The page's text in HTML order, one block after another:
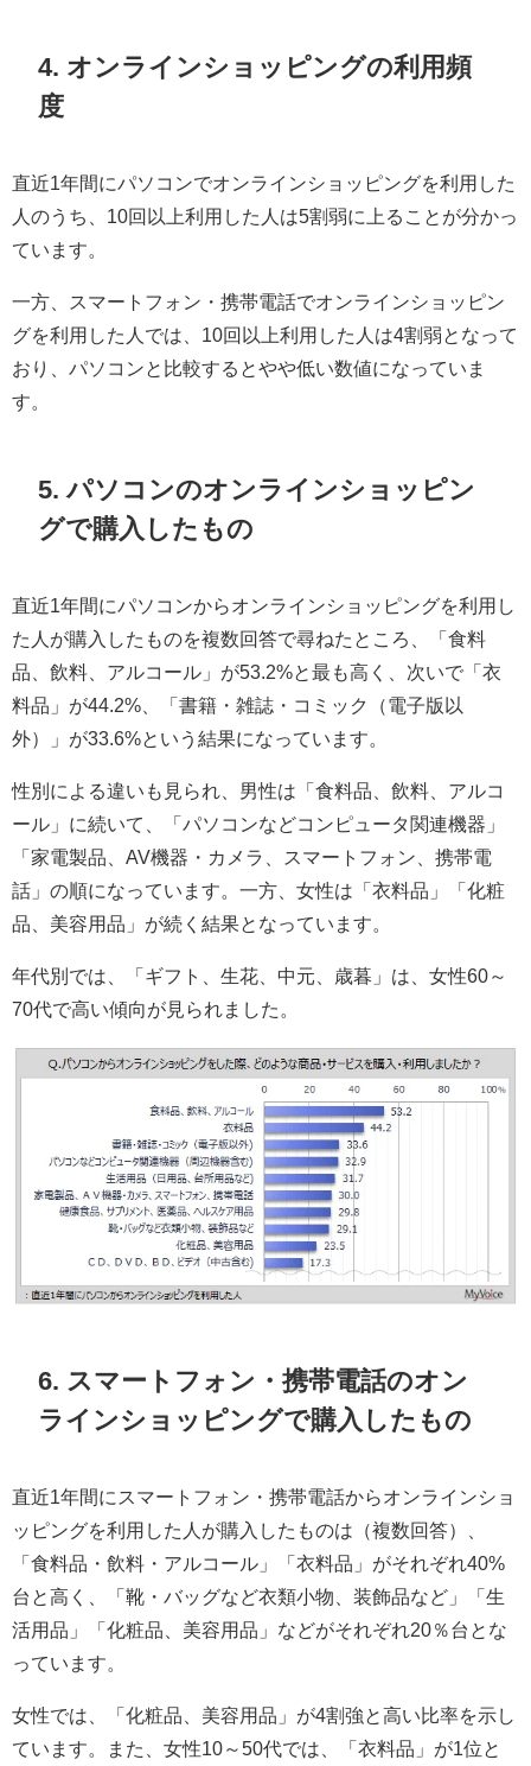
4. オンラインショッピングの利用頻
度
直近1年間にパソコンでオンラインショッピングを利用した
人のうち、10回以上利用した人は5割弱に上ることが分かっ
ています。
一方、スマートフォン・携帯電話でオンラインショッピン
グを利用した人では、10回以上利用した人は4割弱となって
おり、パソコンと比較するとやや低い数値になっていま
す。
5. パソコンのオンラインショッピン
グで購入したもの
直近1年間にパソコンからオンラインショッピングを利用し
た人が購入したものを複数回答で尋ねたところ、「食料
品、飲料、アルコール」が53.2%と最も高く、次いで「衣
料品」が44.2%、「書籍・雑誌・コミック（電子版以
外）」が33.6%という結果になっています。
性別による違いも見られ、男性は「食料品、飲料、アルコ
ール」に続いて、「パソコンなどコンピュータ関連機器」
「家電製品、AV機器・カメラ、スマートフォン、携帯電
話」の順になっています。一方、女性は「衣料品」「化粧
品、美容用品」が続く結果となっています。
年代別では、「ギフト、生花、中元、歳暮」は、女性60～
70代で高い傾向が見られました。
6. スマートフォン・携帯電話のオン
ラインショッピングで購入したもの
直近1年間にスマートフォン・携帯電話からオンラインショ
ッピングを利用した人が購入したものは（複数回答）、
「食料品・飲料・アルコール」「衣料品」がそれぞれ40%
台と高く、「靴・バッグなど衣類小物、装飾品など」「生
活用品」「化粧品、美容用品」などがそれぞれ20％台とな
っています。
女性では、「化粧品、美容用品」が4割強と高い比率を示し
ています。また、女性10～50代では、「衣料品」が1位と